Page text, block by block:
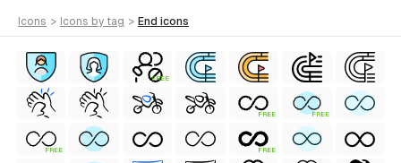
icons > icons by tag > end icons
FREE
FREE FREE
FREE FREE